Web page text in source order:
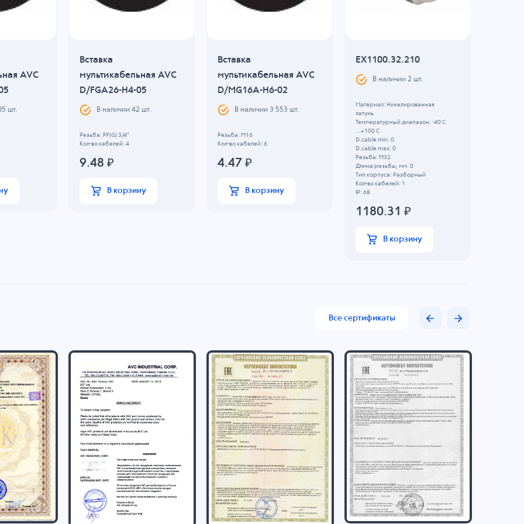
AVC
шт.
Вставка
мультикабельная AVC
D/FGA26-H4-05
В наличии42 шт.
Резьба: PF(G) 3/4"
Кол-во кабелей: 4
9.48 ₽
В корзину
Вставка
мультикабельная AVC
D/MG16A-H6-02
В наличии 3 553 шт.
Резьба: M16
Кол-во кабелей: 6
4.47₽
В корзину
EX1100.32.210
В наличии2 шт.
Материал: Никелированная
латунь
Температурный диапазон: -40 C
...+100 C
D.cable min: 0
D.cable max: 0
Резьба: M32
Длина резьбы, мм: 0
Тип корпуса: Разборный
Кол-во кабелей: 1
IP: 68
1180.31 ₽
В корзину
Все сертификаты